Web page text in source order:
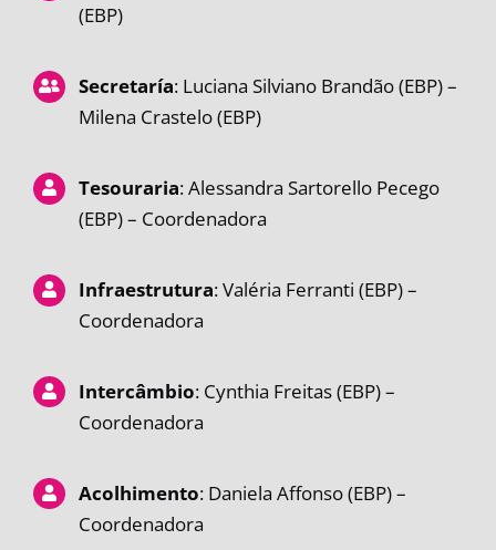
(EBP)
Secretaría: Luciana Silviano Brandão (EBP) –
Milena Crastelo (EBP)
Tesouraria: Alessandra Sartorello Pecego
(EBP) – Coordenadora
Infraestrutura: Valéria Ferranti (EBP) –
Coordenadora
Intercâmbio: Cynthia Freitas (EBP) –
Coordenadora
Acolhimento: Daniela Affonso (EBP) –
Coordenadora